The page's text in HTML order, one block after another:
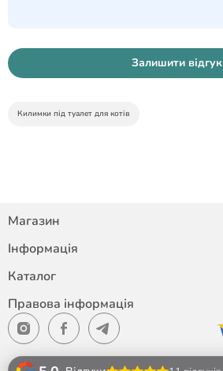
Залишити відгук
Килимки під туалет для котів
Магазин
Інформація
Каталог
Правова інформація